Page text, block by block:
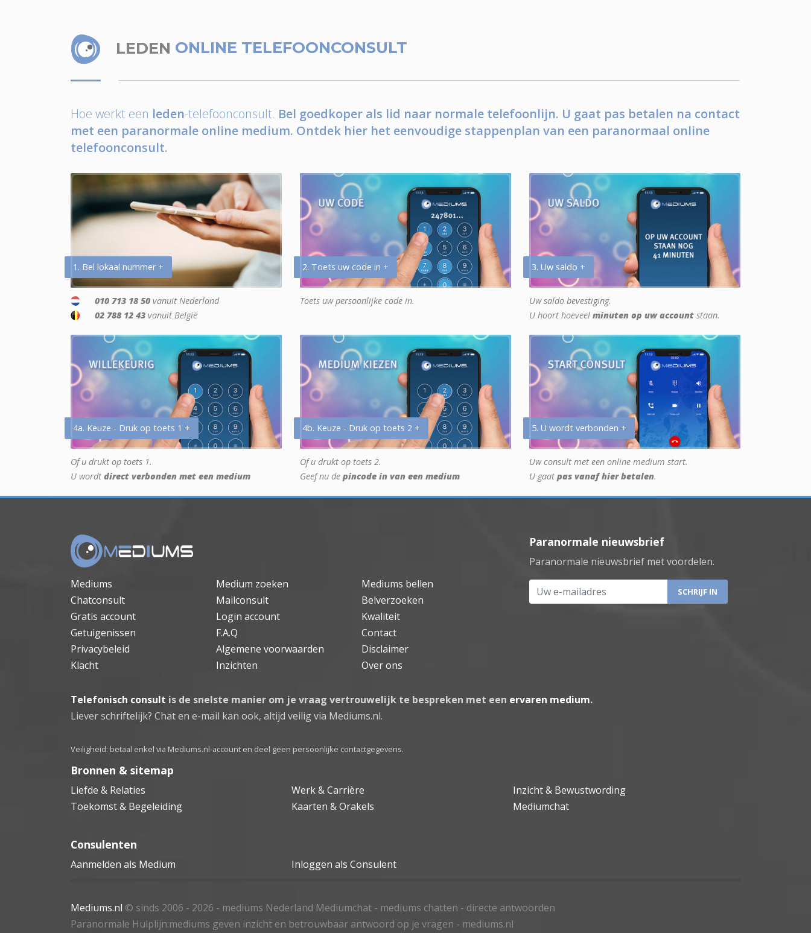
LEDEN ONLINE TELEFOONCONSULT
Hoe werkt een leden-telefoonconsult. Bel goedkoper als lid naar normale telefoonlijn. U gaat pas betalen na contact
met een paranormale online medium. Ontdek hier het eenvoudige stappenplan van een paranormaal online
telefoonconsult.
1. Bel lokaal nummer +
010 713 18 50 vanuit Nederland
02 788 12 43 vanuit België
2. Toets uw code in +
Toets uw persoonlijke code in.
3. Uw saldo +
Uw saldo bevestiging.
U hoort hoeveel minuten op uw account staan.
4a. Keuze - Druk op toets 1 +
Of u drukt op toets 1.
U wordt direct verbonden met een medium
4b. Keuze - Druk op toets 2 +
Of u drukt op toets 2.
Geef nu de pincode in van een medium
5. U wordt verbonden +
Uw consult met een online medium start.
U gaat pas vanaf hier betalen.
Mediums Medium zoeken
Mediums bellen
Chatconsult
Mailconsult
Belverzoeken
Gratis account
Login account
Kwaliteit
Getuigenissen
F.A.Q
Contact
Privacybeleid
Algemene voorwaarden
Disclaimer
Klacht
Inzichten Over ons
Paranormale nieuwsbrief
Paranormale nieuwsbrief met voordelen.
Uw e-mailadres
Telefonisch consult is de snelste manier om je vraag vertrouwelijk te bespreken met een ervaren medium.
Liever schriftelijk? Chat en e-mail kan ook, altijd veilig via Mediums.nl.
Veiligheid: betaal enkel via Mediums.nl-account en deel geen persoonlijke contactgegevens.
Bronnen & sitemap
Liefde & Relaties Werk & Carrière
Inzicht & Bewustwording
Toekomst & Begeleiding
Kaarten & Orakels Mediumchat
Consulenten
Aanmelden als Medium Inloggen als Consulent
Mediums.nl © sinds 2006 - 2026 - mediums Nederland Mediumchat - mediums chatten - directe antwoorden
Paranormale Hulplijn:mediums geven inzicht en betrouwbaar antwoord op je vragen - mediums.nl